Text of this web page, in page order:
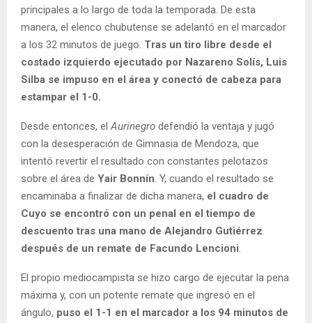
principales a lo largo de toda la temporada. De esta
manera, el elenco chubutense se adelantó en el marcador
a los 32 minutos de juego. Tras un tiro libre desde el
costado izquierdo ejecutado por Nazareno Solís, Luis
Silba se impuso en el área y conectó de cabeza para
estampar el 1-0.
Desde entonces, elAurinegro defendió la ventaja y jugó
con la desesperación de Gimnasia de Mendoza, que
intentó revertir el resultado con constantes pelotazos
sobre el área de Yair Bonnín. Y, cuando el resultado se
encaminaba a finalizar de dicha manera, el cuadro de
Cuyo se encontró con un penal en el tiempo de
descuento tras una mano de Alejandro Gutiérrez
después de un remate de Facundo Lencioni.
El propio mediocampista se hizo cargo de ejecutar la pena
máxima y, con un potente remate que ingresó en el
ángulo, puso el 1-1 en el marcador a los 94 minutos de